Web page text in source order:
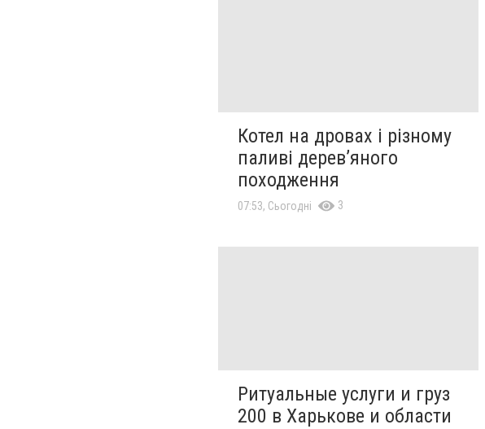
Котел на дровах і різному
паливі дерев’яного
походження
07:53, Сьогодні 3
Ритуальные услуги и груз
200 в Харькове и области